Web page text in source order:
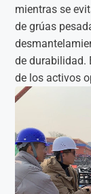
mientras se
de grúas
de durabilidad.
de los activos